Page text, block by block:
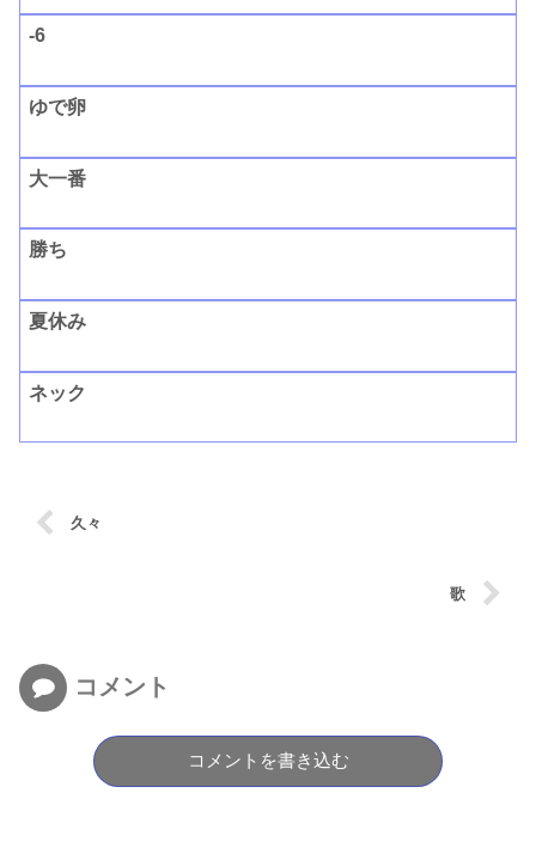
-6
ゆで卵
大一番
勝ち
夏休み
ネック
久々
歌
コメント
コメントを書き込む